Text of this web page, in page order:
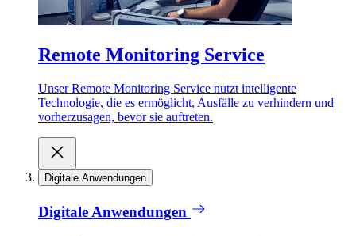
Remote Monitoring Service
Unser Remote Monitoring Service nutzt intelligente
Technologie, die es ermöglicht, Ausfälle zu verhindern und
vorherzusagen, bevor sie auftreten.
Digitale Anwendungen
Digitale Anwendungen